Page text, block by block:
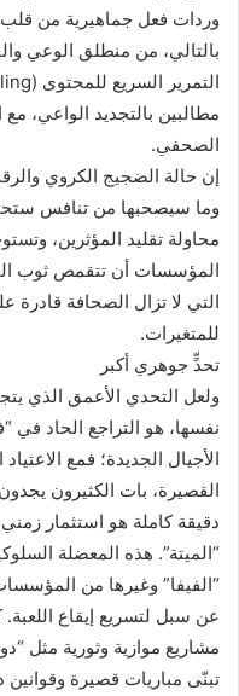
وردات فعل جماهيرية من
بالتالي، من منطلق الوعي
مطالبين بالتجديد الواعي،
الصحفي.
إن حالة الضجيج الكروي
وما سيصحبها من تنافس
محاولة تقليد المؤثرين،
المؤسسات أن تتقمص ثوب
التي لا تزال الصحافة قادرة
للمتغيرات.
تحدٍّ جوهري أكبر
ولعل التحدي الأعمق الذي
الأجيال الجديدة؛ فمع
دقيقة كاملة هو استثمار
“الميتة”. هذه المعضلة
“الفيفا” وغيرها من
عن سبل لتسريع إيقاع
تبنّى مباريات قصيرة وقوانين